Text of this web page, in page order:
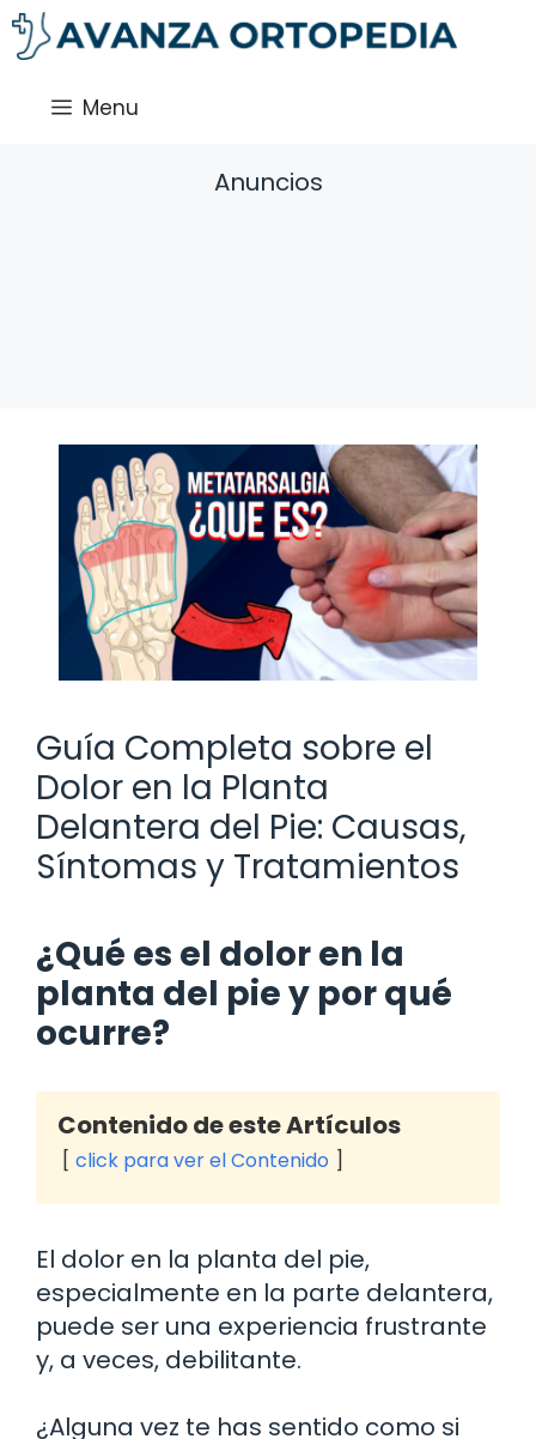
Saltar
al
Menu
Anuncios
Guía Completa sobre el
Dolor en la Planta
Delantera del Pie: Causas,
Síntomas y Tratamientos
¿Qué es el dolor en la
planta del pie y por qué
ocurre?
Contenido de este Artículos
click para ver el Contenido
El dolor en la planta del pie,
especialmente en la parte delantera,
puede ser una experiencia frustrante
y, a veces, debilitante.
¿Alguna vez te has sentido como si